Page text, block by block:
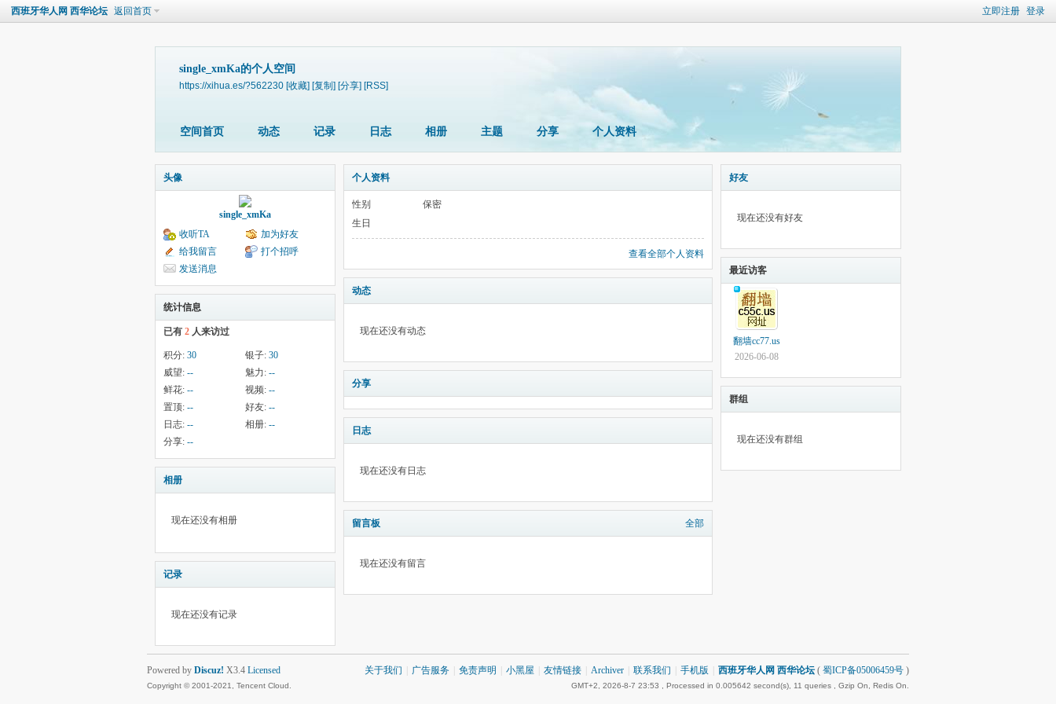
立即注册 登录
西班牙华人网 西华论坛 返回首页
single_xmKa的个人空间
https://xihua.es/?562230 [收藏] [复制] [分享] [RSS]
空间首页 动态 记录 日志 相册 主题 分享 个人资料
头像
single_xmKa
收听TA
加为好友
给我留言
打个招呼
发送消息
统计信息
已有 2 人来访过
积分: 30 银子: 30
威望: -- 魅力: --
鲜花: -- 视频: --
置顶: -- 好友: --
日志: -- 相册: --
分享: --
相册
现在还没有相册
记录
现在还没有记录
个人资料
性别
保密
生日
查看全部个人资料
动态
现在还没有动态
分享
日志
现在还没有日志
留言板 全部
现在还没有留言
好友
现在还没有好友
最近访客
翻墙cc77.us
2026-06-08
群组
现在还没有群组
关于我们 广告服务 免责声明 小黑屋 友情链接 Archiver 联系我们 手机版 西班牙华人网 西华论坛 ( 蜀ICP备05006459号 )
GMT+2, 2026-8-7 23:53 , Processed in 0.005642 second(s), 11 queries , Gzip On, Redis On.
Powered by Discuz! X3.4 Licensed
Copyright © 2001-2021, Tencent Cloud.